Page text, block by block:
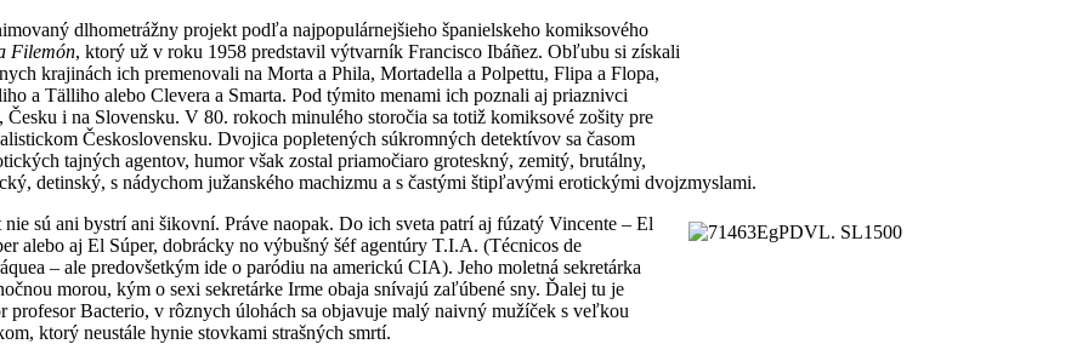
dlhometrážny projekt podľa najpopulárnejšieho španielskeho komiksového
Filemón, ktorý už v roku 1958 predstavil výtvarník Francisco Ibáñez. Obľubu si získali
krajinách ich premenovali na Morta a Phila, Mortadella a Polpettu, Flipa a Flopa,
a Tälliho alebo Clevera a Smarta. Pod týmito menami ich poznali aj priaznivci
i na Slovensku. V 80. rokoch minulého storočia sa totiž komiksové zošity pre
Československu. Dvojica popletených súkromných detektívov sa časom
tajných agentov, humor však zostal priamočiaro groteskný, zemitý, brutálny,
detinský, s nádychom južanského machizmu a s častými štipľavými erotickými dvojzmyslami.
sú ani bystrí ani šikovní. Práve naopak. Do ich sveta patrí aj fúzatý Vincente – El
alebo aj El Súper, dobrácky no výbušný šéf agentúry T.I.A. (Técnicos de
– ale predovšetkým ide o paródiu na americkú CIA). Jeho moletná sekretárka
morou, kým o sexi sekretárke Irme obaja snívajú zaľúbené sny. Ďalej tu je
profesor Bacterio, v rôznych úlohách sa objavuje malý naivný mužíček s veľkou
ktorý neustále hynie stovkami strašných smrtí.